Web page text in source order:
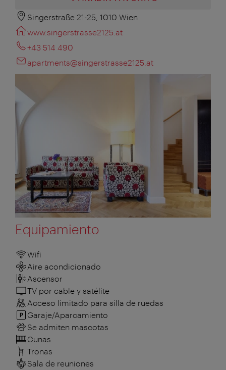
Singerstraße 21-25, 1010 Wien
www.singerstrasse2125.at
+43 514 490
apartments@singerstrasse2125.at
Equipamiento
Wifi
Aire acondicionado
Ascensor
TV por cable y satélite
Acceso limitado para silla de ruedas
Garaje/Aparcamiento
Se admiten mascotas
Cunas
Tronas
Sala de reuniones